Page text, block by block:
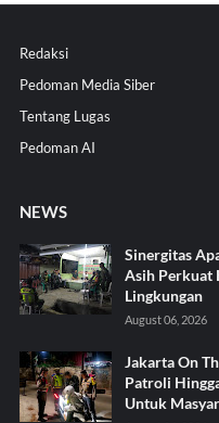
Redaksi
Pedoman Media Siber
Tentang Lugas
Pedoman AI
NEWS
Sinergitas
Asih Perkuat
Lingkungan
August 06, 2026
Jakarta On
Patroli
Untuk